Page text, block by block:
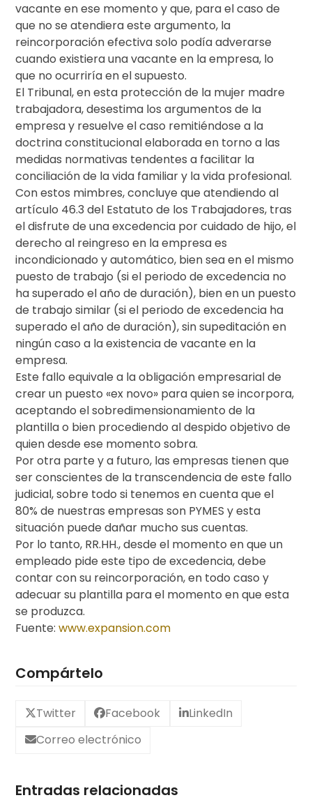
vacante en ese momento y que, para el caso de
que no se atendiera este argumento, la
reincorporación efectiva solo podía adverarse
cuando existiera una vacante en la empresa, lo
que no ocurriría en el supuesto.
El Tribunal, en esta protección de la mujer madre
trabajadora, desestima los argumentos de la
empresa y resuelve el caso remitiéndose a la
doctrina constitucional elaborada en torno a las
medidas normativas tendentes a facilitar la
conciliación de la vida familiar y la vida profesional.
Con estos mimbres, concluye que atendiendo al
artículo 46.3 del Estatuto de los Trabajadores, tras
el disfrute de una excedencia por cuidado de hijo, el
derecho al reingreso en la empresa es
incondicionado y automático, bien sea en el mismo
puesto de trabajo (si el periodo de excedencia no
ha superado el año de duración), bien en un puesto
de trabajo similar (si el periodo de excedencia ha
superado el año de duración), sin supeditación en
ningún caso a la existencia de vacante en la
empresa.
Este fallo equivale a la obligación empresarial de
crear un puesto «ex novo» para quien se incorpora,
aceptando el sobredimensionamiento de la
plantilla o bien procediendo al despido objetivo de
quien desde ese momento sobra.
Por otra parte y a futuro, las empresas tienen que
ser conscientes de la transcendencia de este fallo
judicial, sobre todo si tenemos en cuenta que el
80% de nuestras empresas son PYMES y esta
situación puede dañar mucho sus cuentas.
Por lo tanto, RR.HH., desde el momento en que un
empleado pide este tipo de excedencia, debe
contar con su reincorporación, en todo caso y
adecuar su plantilla para el momento en que esta
se produzca.
Fuente:www.expansion.com
Compártelo
Twitter Facebook
LinkedIn
Correo electrónico
Entradas relacionadas